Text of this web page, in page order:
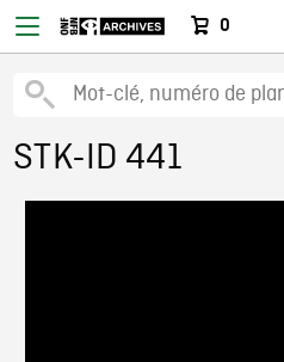
0
STK-ID 441